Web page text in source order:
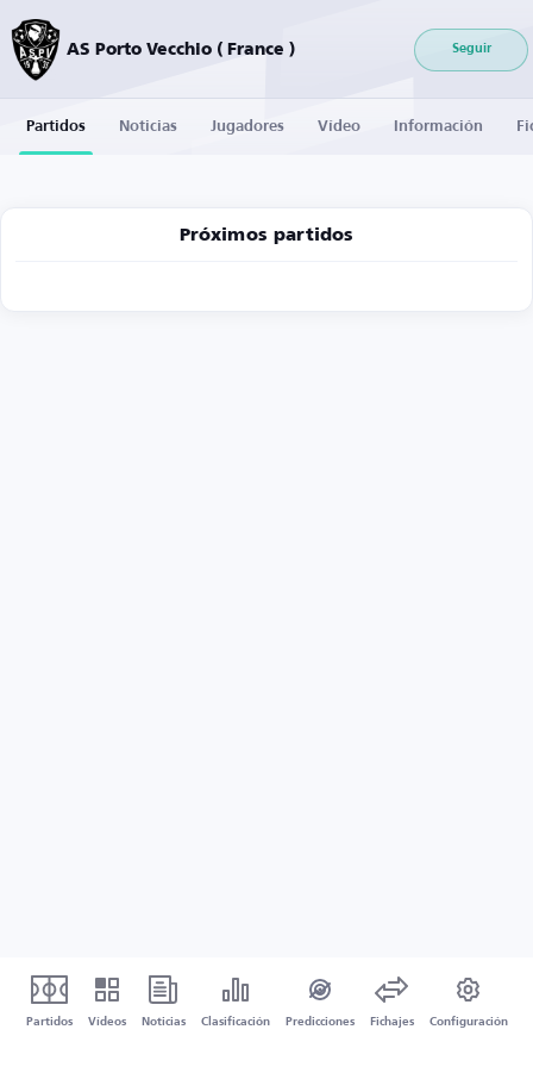
AS Porto Vecchio ( France ) Seguir
Partidos Noticias Jugadores Vídeo Información
Próximos partidos
Partidos Vídeos Noticias Clasificación Predicciones Fichajes Configuración